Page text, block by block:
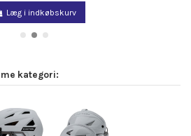
Læg i indkøbskurv
kategori: